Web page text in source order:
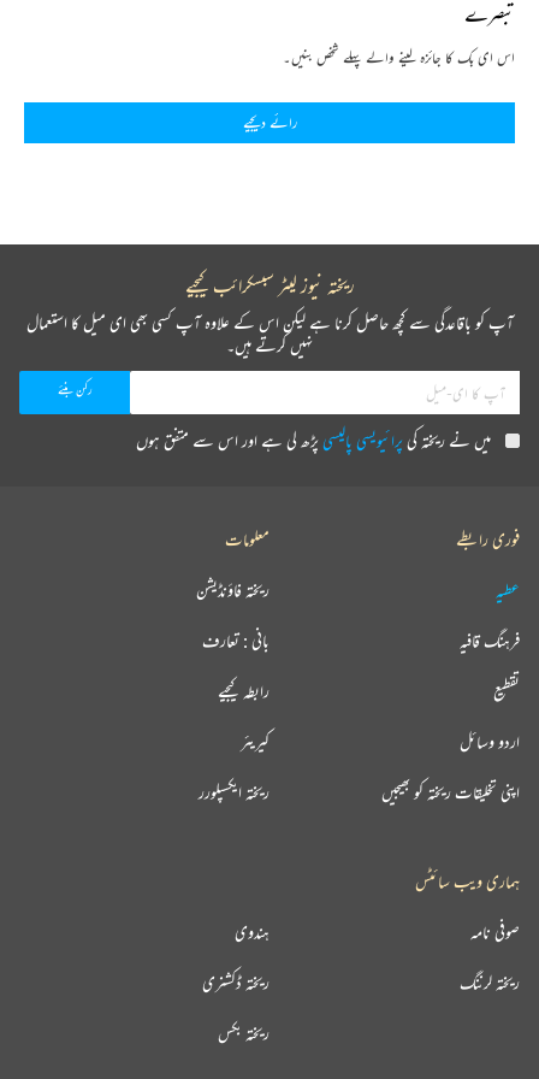
تبصرے
اس ای بک کا جائزہ لینے والے پہلے شخص بنیں۔
رائے دیجیے
ریختہ نیوز لیٹر سبسکرائب کیجیے
آپ کو باقاعدگی سے کچھ حاصل کرنا ہے لیکن اس کے علاوہ آپ کسی بھی ای میل کا استعمال
نہیں کرتے ہیں۔
میں نے ریختہ کیپرائیویسی پالیسیپڑھ لی ہے اور اس سے متفق ہوں
فوری رابطے
عطیہ
فرہنگ قافیہ
تقطیع
اردو وسائل
اپنی تخلیقات ریختہ کو بھیجیں
معلومات
ریختہ فاؤنڈیشن
بانی : تعارف
رابطہ کیجیے
کیریئر
ریختہ ایکسپلورر
ہماری ویب سائٹس
ہندوی صوفی نامہ
ریختہ ڈکشنری ریختہ لرننگ
ریختہ بکس